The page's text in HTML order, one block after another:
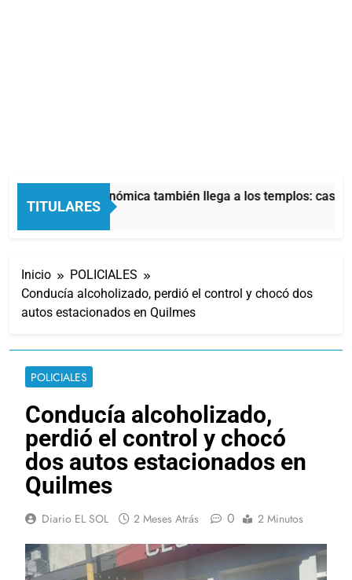
TITULARES
La crisis económica también llega a los templos: casi
10 Horas Atrás
Inicio
POLICIALES
Conducía alcoholizado, perdió el control y chocó dos
autos estacionados en Quilmes
POLICIALES
Conducía alcoholizado,
perdió el control y chocó
dos autos estacionados en
Quilmes
Diario EL SOL 2 Meses Atrás 0 2 Minutos